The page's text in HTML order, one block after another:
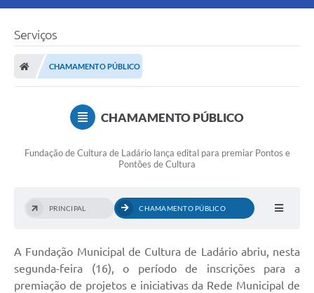
LICITAÇÕES E CONTRATOS
Notícias
Ouvidoria
Serviços
CHAMAMENTO PÚBLICO
CHAMAMENTO PÚBLICO
Fundação de Cultura de Ladário lança edital para premiar Pontos e
Pontões de Cultura
PRINCIPAL CHAMAMENTO PÚBLICO
A Fundação Municipal de Cultura de Ladário abriu, nesta
segunda-feira (16), o período de inscrições para a
premiação de projetos e iniciativas da Rede Municipal de